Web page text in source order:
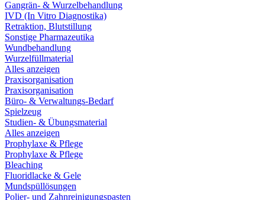
Gangrän- & Wurzelbehandlung
IVD (In Vitro Diagnostika)
Retraktion, Blutstillung
Sonstige Pharmazeutika
Wundbehandlung
Wurzelfüllmaterial
Alles anzeigen
Praxisorganisation
Praxisorganisation
Büro- & Verwaltungs-Bedarf
Spielzeug
Studien- & Übungsmaterial
Alles anzeigen
Prophylaxe & Pflege
Prophylaxe & Pflege
Bleaching
Fluoridlacke & Gele
Mundspüllösungen
Polier- und Zahnreinigungspasten